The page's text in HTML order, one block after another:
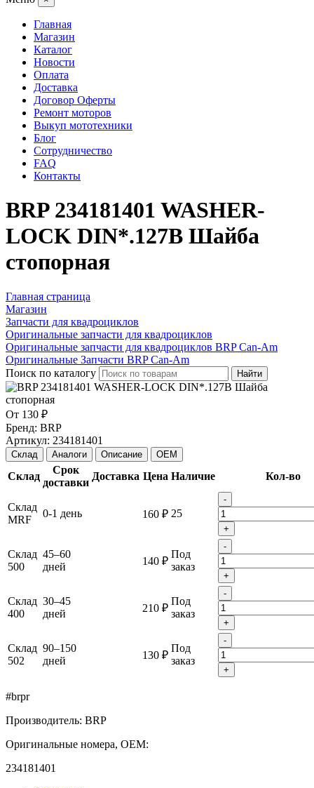
Главная
Магазин
Каталог
Новости
Оплата
Доставка
Договор Оферты
Ремонт моторов
Выкуп мототехники
Блог
Сотрудничество
FAQ
Контакты
BRP 234181401 WASHER-
LOCK DIN*.127B Шайба
стопорная
Главная страница
Магазин
Запчасти для квадроциклов
Оригинальные запчасти для квадроциклов
Оригинальные запчасти для квадроциклов BRP Can-Am
Оригинальные Запчасти BRP Can-Am
Поиск по каталогу
Найти
От 130 ₽
Бренд: BRP
Артикул: 234181401
Склад Аналоги Описание OEM
Склад
Срок
доставки
Доставка Цена Наличие Кол-во
Склад
MRF
0-1 день 160 ₽ 25
-
+
Склад
500
45–60
дней
140 ₽
Под
заказ
-
+
Склад
400
30–45
дней
210 ₽
Под
заказ
-
+
Склад
502
90–150
дней
130 ₽
Под
заказ
-
+
#brpr
Производитель: BRP
Оригинальные номера, OEM:
234181401